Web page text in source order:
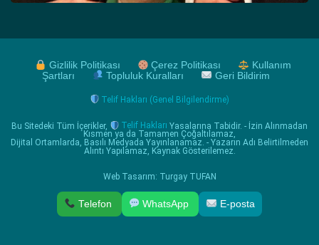
Gizlilik Politikası Çerez Politikası
Kullanım
Şartları
Topluluk Kuralları Geri Bildirim
Telif Hakları (Genel Bilgilendirme)
Bu Sitedeki Tüm İçerikler, Telif HaklarıYasalarına Tabidir. - İzin Alınmadan
Kısmen ya da Tamamen Çoğaltılamaz,
Dijital Ortamlarda, Basılı Medyada Yayınlanamaz. - Yazarın Adı Belirtilmeden
Alıntı Yapılamaz, Kaynak Gösterilemez.
Web Tasarım: Turgay TUFAN
Telefon WhatsApp E-posta